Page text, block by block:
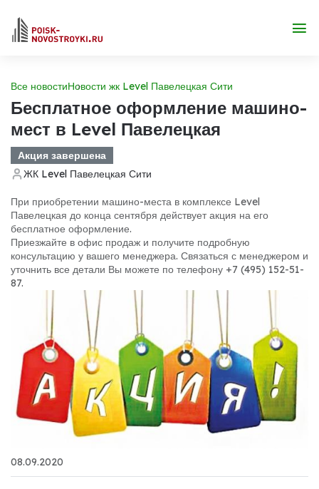
Все новостиНовости жк Level Павелецкая Сити
Бесплатное оформление машино-
мест в Level Павелецкая
Акция завершена
ЖК Level Павелецкая Сити
При приобретении машино-места в комплексе Level
Павелецкая до конца сентября действует акция на его
бесплатное оформление.
Приезжайте в офис продаж и получите подробную
консультацию у вашего менеджера. Связаться с менеджером и
уточнить все детали Вы можете по телефону +7 (495) 152-51-
87.
08.09.2020